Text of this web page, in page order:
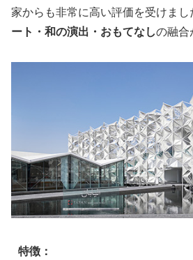
家からも非常に高い評価を受けまし
ート・和の演出・おもてなしの融合
特徴：